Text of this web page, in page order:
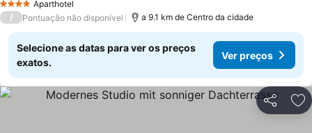
4 EstrelasAparthotel
/ Pontuação não disponível a 9.1 km de Centro da cidade
Selecione as datas para ver os preços
exatos.
Ver preços
Partilhar